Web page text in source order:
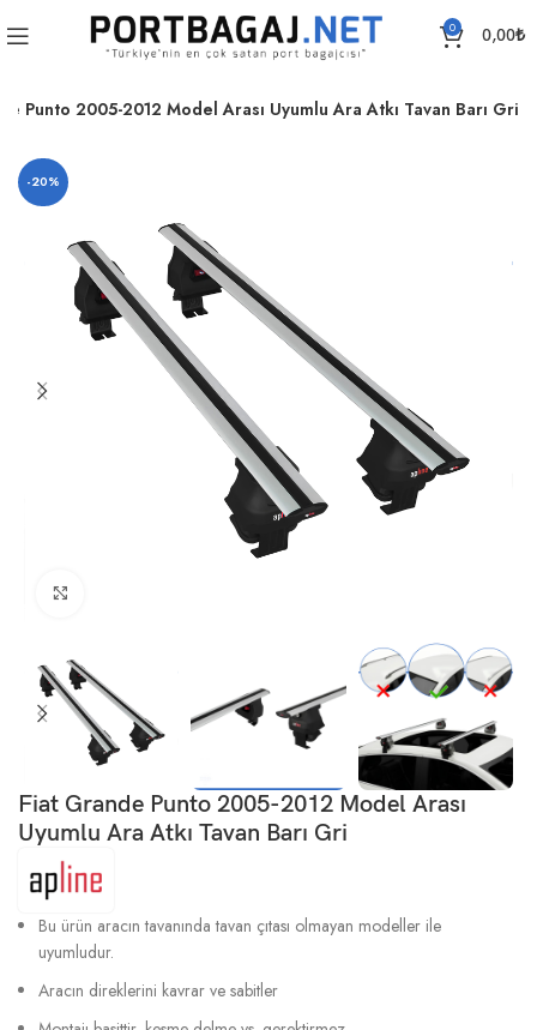
0 0,00₺
Punto 2005-2012 Model Arası Uyumlu Ara Atkı Tavan Barı Gri
-20%
Fiat Grande Punto 2005-2012 Model Arası
Uyumlu Ara Atkı Tavan Barı Gri
Bu ürün aracın tavanında tavan çıtası olmayan modeller ile
uyumludur.
Aracın direklerini kavrar ve sabitler